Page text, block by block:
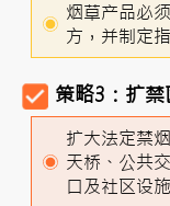
烟草产品必
方，并制定
策略3：扩
扩大法定禁
天桥、公共
口及社区设